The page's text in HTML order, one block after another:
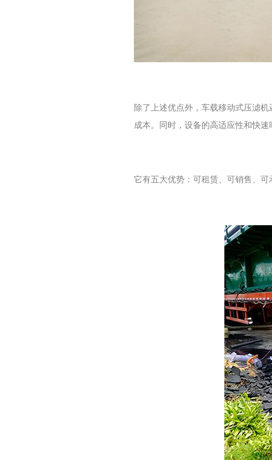
除了上述优点外，车载移动式压滤
成本。同时，设备的高适应性和快
它有五大优势：可租赁、可销售、